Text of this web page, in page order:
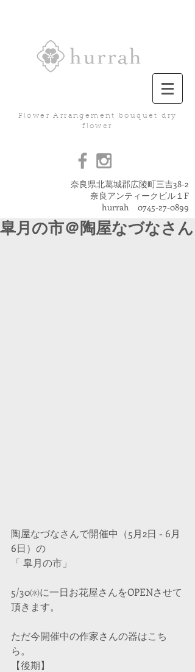
Flower Arrangement bouquet dry
flower
奈良県北葛城郡広陵町三吉38-2
奈良アンティークビル１F
hurrah 0745-27-0899
皐月の市＠陶屋なづなさん
陶屋なづなさんで開催中（5月2日 - 6月
6日）の
「 皐月の市」
5/30㈬に一日お花屋さんをOPENさせて
頂きます。
ただ今開催中の作家さんの器はこち
ら。
【後期】